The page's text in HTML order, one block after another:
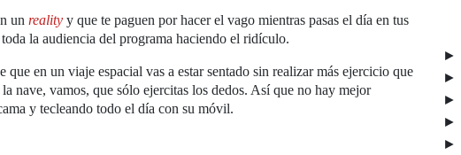
un reality y que te paguen por hacer el vago mientras pasas el día en tus
la audiencia del programa haciendo el ridículo.
en un viaje espacial vas a estar sentado sin realizar más ejercicio que
nave, vamos, que sólo ejercitas los dedos. Así que no hay mejor
y tecleando todo el día con su móvil.
►
►
►
►
►